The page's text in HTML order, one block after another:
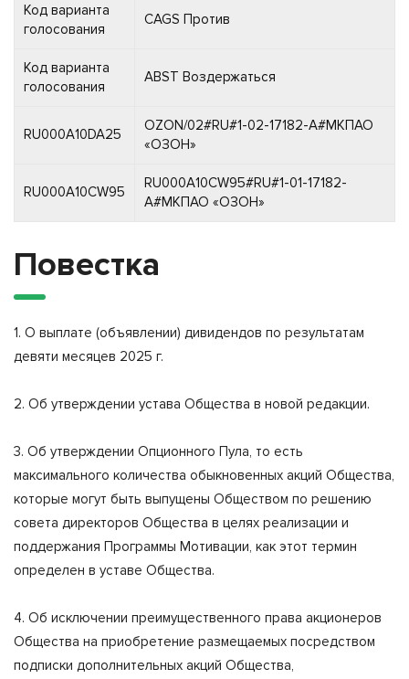
Код варианта
голосования
CAGS Против
Код варианта
голосования
ABST Воздержаться
RU000A10DA25
OZON/02#RU#1-02-17182-A#МКПАО
«ОЗОН»
RU000A10CW95
RU000A10CW95#RU#1-01-17182-
A#МКПАО «ОЗОН»
Повестка
1. О выплате (объявлении) дивидендов по результатам
девяти месяцев 2025 г.
2. Об утверждении устава Общества в новой редакции.
3. Об утверждении Опционного Пула, то есть
максимального количества обыкновенных акций Общества,
которые могут быть выпущены Обществом по решению
совета директоров Общества в целях реализации и
поддержания Программы Мотивации, как этот термин
определен в уставе Общества.
4. Об исключении преимущественного права акционеров
Общества на приобретение размещаемых посредством
подписки дополнительных акций Общества,